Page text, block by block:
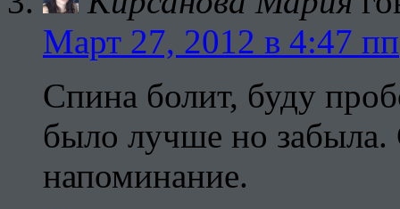
Март 27, 2012 в 4:47 пп
Спина болит, буду
было лучше но забыла.
напоминание.